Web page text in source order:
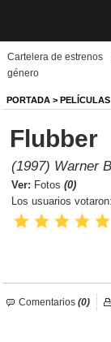
Biografías
Películas
TV
Música
Un día como hoy
Cartelera de estrenos
género
PORTADA > PELÍCULAS
Flubber
(1997) Warner
Ver: Fotos (0)
Los usuarios votaron:
Comentarios (0)